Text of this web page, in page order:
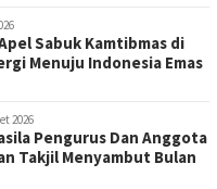
Sabuk Kamtibmas di
Menuju Indonesia Emas
2026
Pengurus Dan Anggota
Takjil Menyambut Bulan